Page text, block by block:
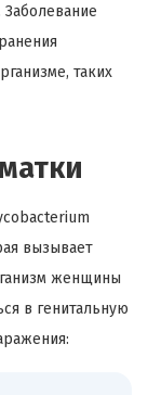
таких
вызывает
женщины
в генитальную